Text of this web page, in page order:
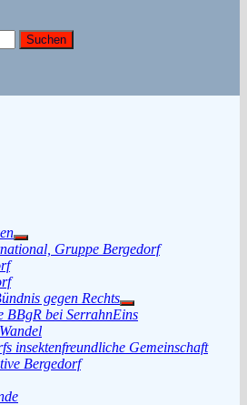
Untermenü
anzeigen
Gruppe Bergedorf
gegen Rechts
Untermenü
anzeigen
BBgR bei SerrahnEins
insektenfreundliche Gemeinschaft
Bergedorf